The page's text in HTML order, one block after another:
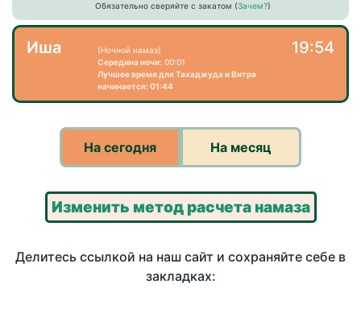
Обязательно сверяйте с закатом (Зачем?)
Иша
(Ночной намаз)
Середина ночи: 00:01
Лучшее время для Тахаджуда и Витра
начинается: 01:44
19:54
На сегодня На месяц
Изменить метод расчета намаза
Делитесь ссылкой на наш сайт и сохраняйте себе в
закладках: